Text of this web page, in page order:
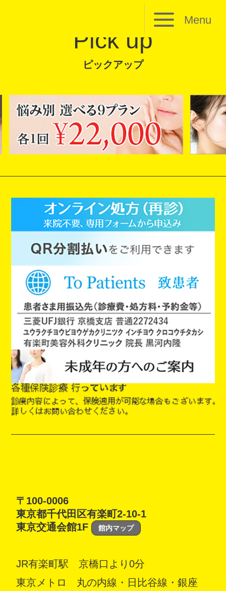
Menu
Pick up
ピックアップ
〒100-0006
東京都千代田区有楽町2-10-1
東京交通会館1F
館内マップ
JR有楽町駅 京橋口より0分
東京メトロ 丸の内線・日比谷線・銀座